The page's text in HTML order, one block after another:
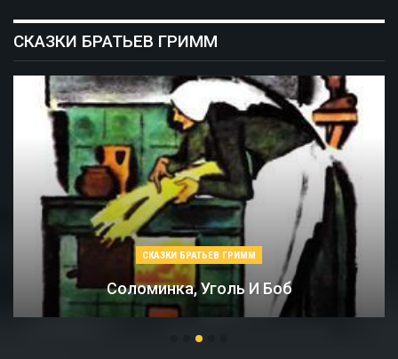
СКАЗКИ БРАТЬЕВ ГРИММ
СКАЗКИ БРАТЬЕВ ГРИММ
Соломинка, Уголь И Боб